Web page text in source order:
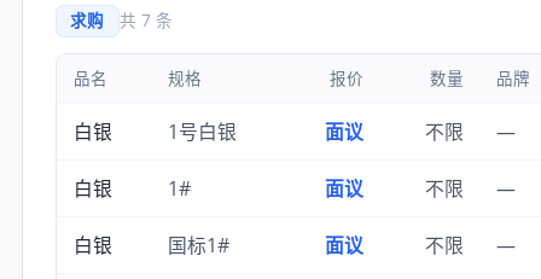
求购 共 7 条
品名 规格 报价 数量 品牌
白银 1号白银 面议 不限 —
白银 1# 面议 不限 —
白银 国标1# 面议 不限 —